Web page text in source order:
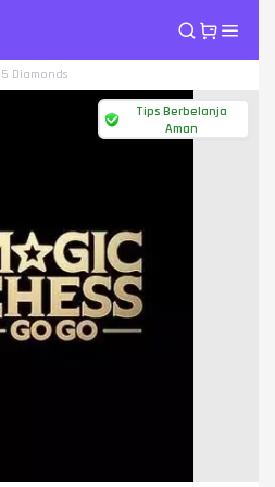
5 Diamonds
Tips Berbelanja
Aman